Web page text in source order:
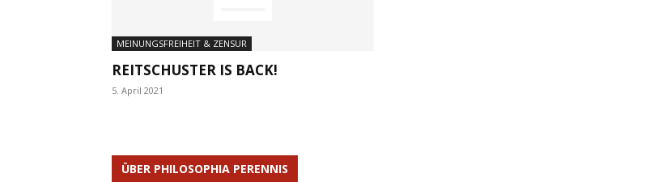
MEINUNGSFREIHEIT & ZENSUR
REITSCHUSTER IS BACK!
5. April 2021
ÜBER PHILOSOPHIA PERENNIS